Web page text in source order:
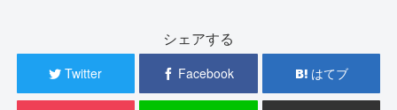
シェアする
Twitter Facebook はてブ